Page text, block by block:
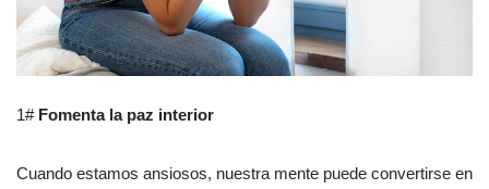
1# Fomenta la paz interior
Cuando estamos ansiosos, nuestra mente puede convertirse en